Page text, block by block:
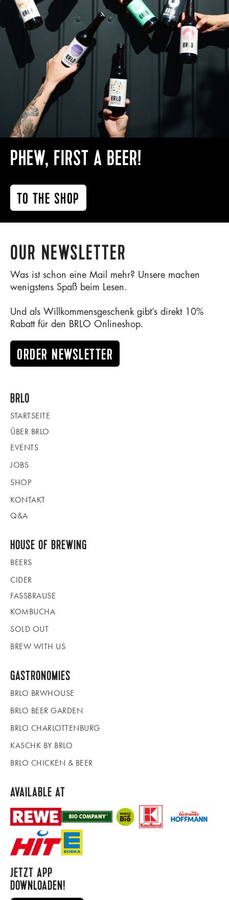
PHEW, FIRST A BEER!
TO THE SHOP
OUR NEWSLETTER
Was ist schon eine Mail mehr? Unsere machen
wenigstens Spaß beim Lesen.
Und als Willkommensgeschenk gibt’s direkt 10%
Rabatt für den BRLO Onlineshop.
ORDER NEWSLETTER
BRLO
STARTSEITE
ÜBER BRLO
EVENTS
JOBS
SHOP
KONTAKT
Q&A
HOUSE OF BREWING
BEERS
CIDER
FASSBRAUSE
KOMBUCHA
SOLD OUT
BREW WITH US
GASTRONOMIES
BRLO BRWHOUSE
BRLO BEER GARDEN
BRLO CHARLOTTENBURG
KASCHK BY BRLO
BRLO CHICKEN & BEER
AVAILABLE AT
JETZT APP
DOWNLOADEN!